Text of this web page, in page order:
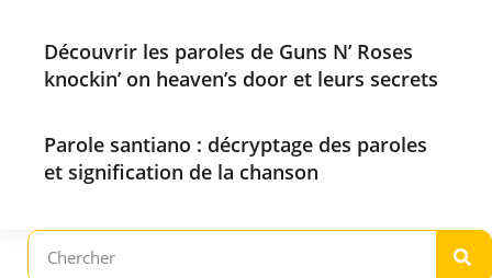
Découvrir les paroles de Guns N’ Roses
knockin’ on heaven’s door et leurs secrets
Parole santiano : décryptage des paroles
et signification de la chanson